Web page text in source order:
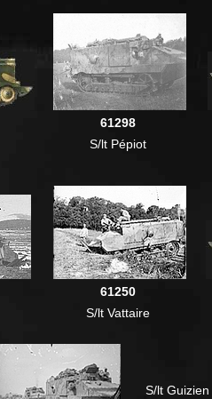
61298
S/lt Pépiot
61250
S/lt Vattaire
S/lt Guizien